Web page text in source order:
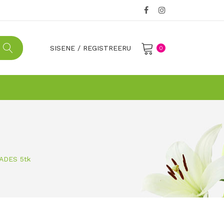
SISENE / REGISTREERU 0
5tk